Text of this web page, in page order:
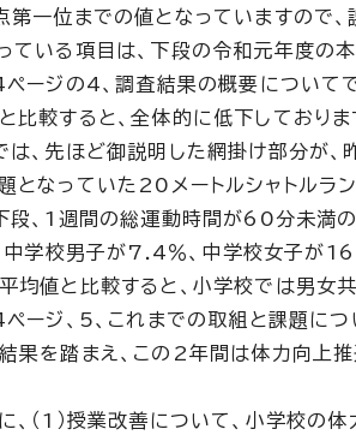
第一位までの値となっていますので
ている項目は、下段の令和元年度の
ページの4、調査結果の概要について
比較すると、全体的に低下しておりま
は、先ほど御説明した網掛け部分が、
となっていた20メートルシャトルラ
段、1週間の総運動時間が60分未満
学校男子が7.4％、中学校女子が
均値と比較すると、小学校では男女共
ージ、5、これまでの取組と課題につ
果を踏まえ、この2年間は体力向上
、（1）授業改善について、小学校の